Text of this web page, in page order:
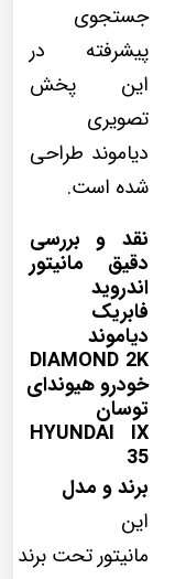
جستجوی
پیشرفته در
این پخش
تصویری
دیاموند طراحی
شده است.
نقد و بررسی
دقیق مانیتور
اندروید
فابریک
دیاموند
DIAMOND 2K
خودرو هیوندای
توسان
HYUNDAI IX
35
برند و مدل
این
مانیتور تحت برند